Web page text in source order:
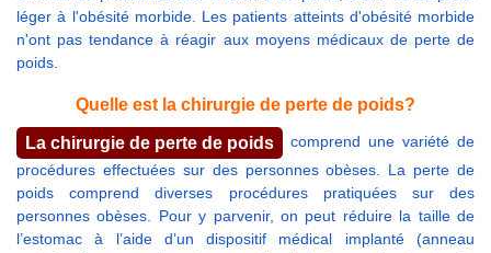
léger à l'obésité morbide. Les patients atteints d'obésité morbide
n'ont pas tendance à réagir aux moyens médicaux de perte de
poids.
Quelle est la chirurgie de perte de poids?
La chirurgie de perte de poids
comprend une variété de
procédures effectuées sur des personnes obèses. La perte de
poids comprend diverses procédures pratiquées sur des
personnes obèses. Pour y parvenir, on peut réduire la taille de
l’estomac à l’aide d’un dispositif médical implanté (anneau